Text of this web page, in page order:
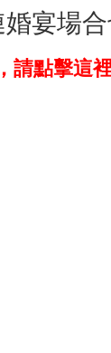
宴場
點擊這